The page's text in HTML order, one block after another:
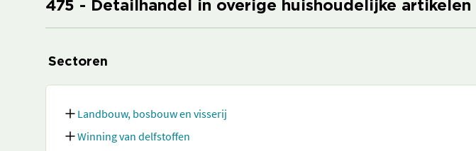
475 - Detailhandel in overige huishoudelijke artikelen
Sectoren
Landbouw, bosbouw en visserij
Winning van delfstoffen